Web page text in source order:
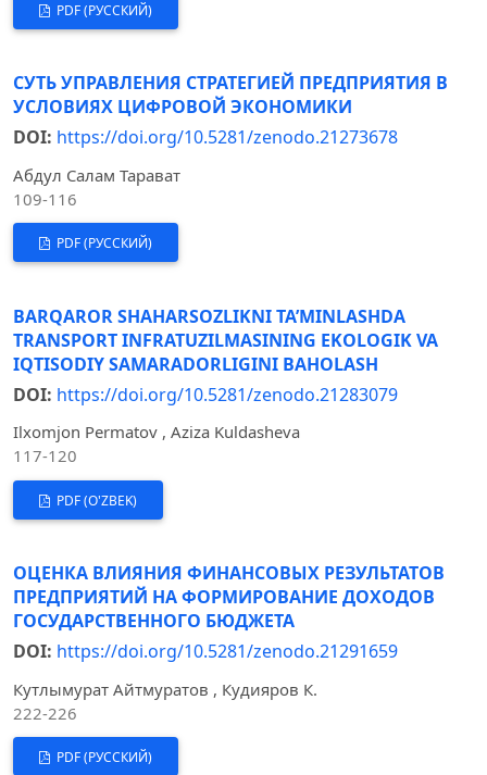
PDF (РУССКИЙ)
СУТЬ УПРАВЛЕНИЯ СТРАТЕГИЕЙ ПРЕДПРИЯТИЯ В
УСЛОВИЯХ ЦИФРОВОЙ ЭКОНОМИКИ
DOI: https://doi.org/10.5281/zenodo.21273678
Абдул Салам Тарават
109-116
PDF (РУССКИЙ)
BARQAROR SHAHARSOZLIKNI TA’MINLASHDA
TRANSPORT INFRATUZILMASINING EKOLOGIK VA
IQTISODIY SAMARADORLIGINI BAHOLASH
DOI: https://doi.org/10.5281/zenodo.21283079
Ilxomjon Permatov , Aziza Kuldasheva
117-120
PDF (O'ZBEK)
ОЦЕНКА ВЛИЯНИЯ ФИНАНСОВЫХ РЕЗУЛЬТАТОВ
ПРЕДПРИЯТИЙ НА ФОРМИРОВАНИЕ ДОХОДОВ
ГОСУДАРСТВЕННОГО БЮДЖЕТА
DOI: https://doi.org/10.5281/zenodo.21291659
Кутлымурат Айтмуратов , Кудияров К.
222-226
PDF (РУССКИЙ)